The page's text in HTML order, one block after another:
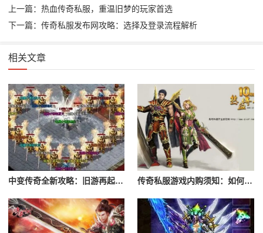
上一篇：热血传奇私服，重温旧梦的玩家首选
下一篇：传奇私服发布网攻略：选择及登录流程解析
相关文章
中变传奇全新攻略：旧游再起，谁是最强霸主 传奇私服游戏内购须知：如何避免陷阱，享受游戏